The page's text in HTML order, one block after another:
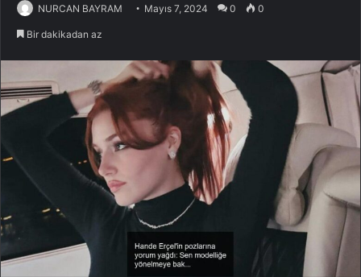
NURCAN BAYRAM Mayıs 7, 2024 0 0
Bir dakikadan az